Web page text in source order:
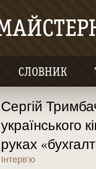
СЛОВНИК
Сергій
українського
руках
Інтерв'ю